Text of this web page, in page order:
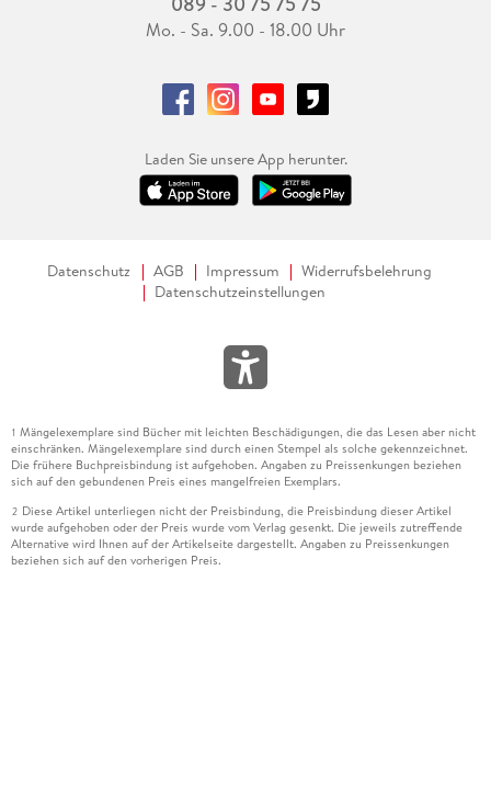
Mo. - Sa. 9.00 - 18.00 Uhr
Laden Sie unsere App herunter.
Datenschutz AGB Impressum
Widerrufsbelehrung
Datenschutzeinstellungen
1 Mängelexemplare sind Bücher mit leichten Beschädigungen, die das Lesen aber nicht
einschränken. Mängelexemplare sind durch einen Stempel als solche gekennzeichnet.
Die frühere Buchpreisbindung ist aufgehoben. Angaben zu Preissenkungen beziehen
sich auf den gebundenen Preis eines mangelfreien Exemplars.
2 Diese Artikel unterliegen nicht der Preisbindung, die Preisbindung dieser Artikel
wurde aufgehoben oder der Preis wurde vom Verlag gesenkt. Die jeweils zutreffende
Alternative wird Ihnen auf der Artikelseite dargestellt. Angaben zu Preissenkungen
beziehen sich auf den vorherigen Preis.